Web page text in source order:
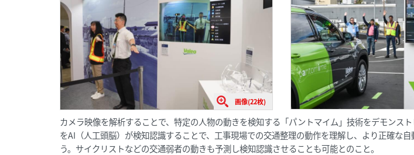
画像(22枚)
カメラ映像を解析することで、特定の人物の動きを検知する「パントマイム」技術をデモンス
をAI（人工頭脳）が検知認識することで、工事現場での交通整理の動作を理解し、より正確な
う。サイクリストなどの交通弱者の動きも予測し検知認識させることも可能とのこと。